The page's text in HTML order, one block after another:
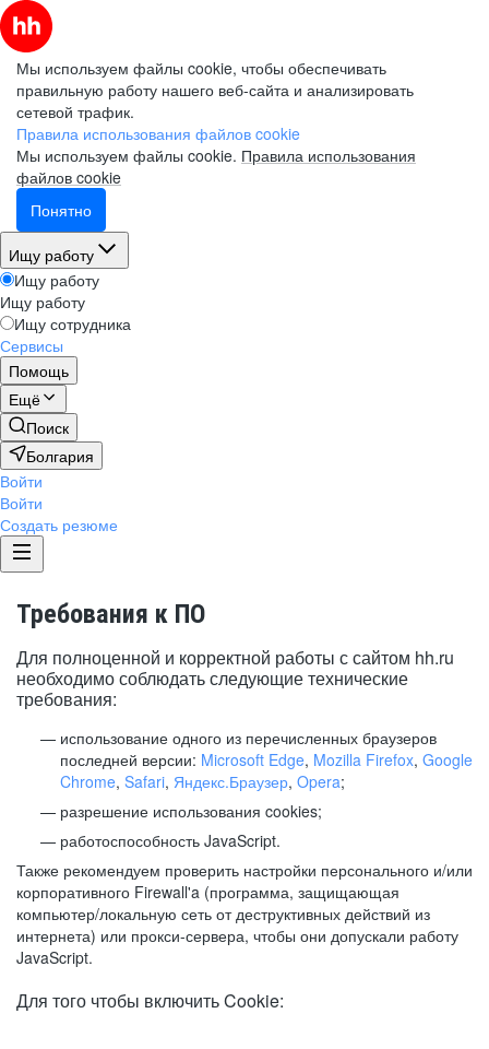
Мы используем файлы cookie, чтобы обеспечивать
правильную работу нашего веб-сайта и анализировать
сетевой трафик.
Правила использования файлов cookie
Мы используем файлы cookie. Правила использования
файлов cookie
Понятно
Ищу работу
Ищу работу
Ищу работу
Ищу сотрудника
Сервисы
Помощь
Ещё
Поиск
Болгария
Войти
Войти
Создать резюме
Требования к ПО
Для полноценной и корректной работы с сайтом hh.ru
необходимо соблюдать следующие технические
требования:
использование одного из перечисленных браузеров
последней версии: Microsoft Edge, Mozilla Firefox, Google
Chrome, Safari, Яндекс.Браузер, Opera;
разрешение использования cookies;
работоспособность JavaScript.
Также рекомендуем проверить настройки персонального и/или
корпоративного Firewall'a (программа, защищающая
компьютер/локальную сеть от деструктивных действий из
интернета) или прокси-сервера, чтобы они допускали работу
JavaScript.
Для того чтобы включить Cookie: